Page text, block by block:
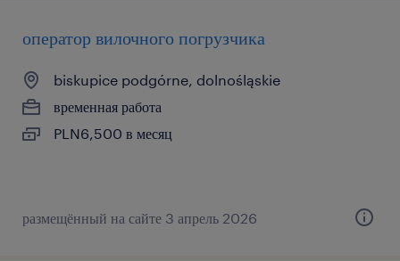
оператор вилочного погрузчика
biskupice podgórne, dolnośląskie
временная работа
PLN6,500 в месяц
размещённый на сайте 3 апрель 2026